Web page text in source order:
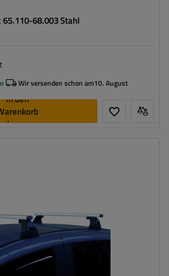
68.003 Stahl
Wir versenden schon am10. August
In den
legen